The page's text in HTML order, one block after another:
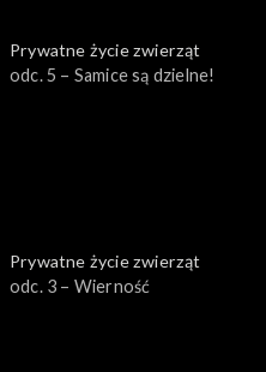
Prywatne życie zwierząt
odc. 5 – Samice są dzielne!
Prywatne życie zwierząt
odc. 3 – Wierność